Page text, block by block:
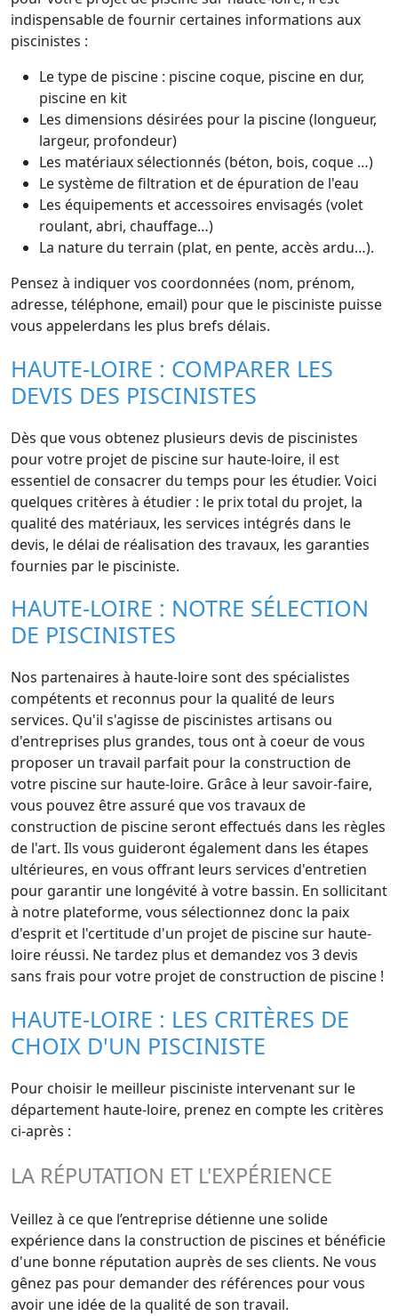
indispensable de fournir certaines informations aux
piscinistes :
Le type de piscine : piscine coque, piscine en dur,
piscine en kit
Les dimensions désirées pour la piscine (longueur,
largeur, profondeur)
Les matériaux sélectionnés (béton, bois, coque …)
Le système de filtration et de épuration de l'eau
Les équipements et accessoires envisagés (volet
roulant, abri, chauffage…)
La nature du terrain (plat, en pente, accès ardu…).
Pensez à indiquer vos coordonnées (nom, prénom,
adresse, téléphone, email) pour que le pisciniste puisse
vous appelerdans les plus brefs délais.
HAUTE-LOIRE : COMPARER LES
DEVIS DES PISCINISTES
Dès que vous obtenez plusieurs devis de piscinistes
pour votre projet de piscine sur haute-loire, il est
essentiel de consacrer du temps pour les étudier. Voici
quelques critères à étudier : le prix total du projet, la
qualité des matériaux, les services intégrés dans le
devis, le délai de réalisation des travaux, les garanties
fournies par le pisciniste.
HAUTE-LOIRE : NOTRE SÉLECTION
DE PISCINISTES
Nos partenaires à haute-loire sont des spécialistes
compétents et reconnus pour la qualité de leurs
services. Qu'il s'agisse de piscinistes artisans ou
d'entreprises plus grandes, tous ont à coeur de vous
proposer un travail parfait pour la construction de
votre piscine sur haute-loire. Grâce à leur savoir-faire,
vous pouvez être assuré que vos travaux de
construction de piscine seront effectués dans les règles
de l'art. Ils vous guideront également dans les étapes
ultérieures, en vous offrant leurs services d'entretien
pour garantir une longévité à votre bassin. En sollicitant
à notre plateforme, vous sélectionnez donc la paix
d'esprit et l'certitude d'un projet de piscine sur haute-
loire réussi. Ne tardez plus et demandez vos 3 devis
sans frais pour votre projet de construction de piscine !
HAUTE-LOIRE : LES CRITÈRES DE
CHOIX D'UN PISCINISTE
Pour choisir le meilleur pisciniste intervenant sur le
département haute-loire, prenez en compte les critères
ci-après :
LA RÉPUTATION ET L'EXPÉRIENCE
Veillez à ce que l’entreprise détienne une solide
expérience dans la construction de piscines et bénéficie
d'une bonne réputation auprès de ses clients. Ne vous
gênez pas pour demander des références pour vous
avoir une idée de la qualité de son travail.